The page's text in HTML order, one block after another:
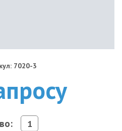
7020-3